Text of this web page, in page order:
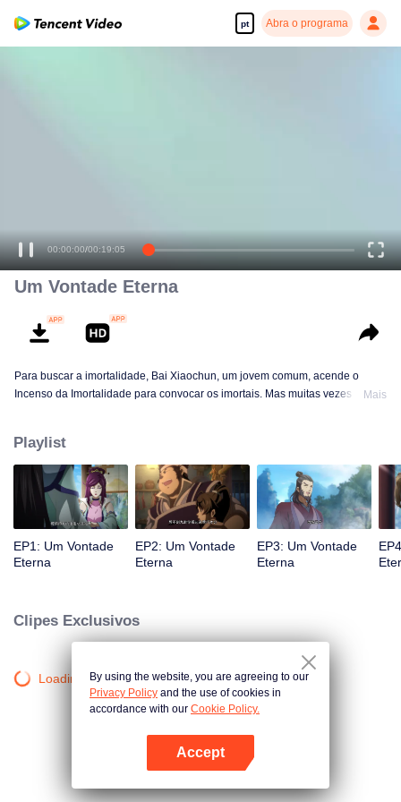
pt Abra o programa
Abra o programa
00:00:00/00:19:05
Um Vontade Eterna
Para buscar a imortalidade, Bai Xiaochun, um jovem comum, acende o
Incenso da Imortalidade para convocar os imortais. Mas muitas vezes ele é
tramas divertidas. Venha assistir para encher seu verão de alegria.
Mais
Playlist
EP1: Um Vontade
Eterna
EP2: Um Vontade
Eterna
EP3: Um Vontade
Eterna
Clipes Exclusivos
Loading…By using the website, you are agreeing to our
Privacy Policy and the use of cookies in
accordance with our Cookie Policy.
Accept